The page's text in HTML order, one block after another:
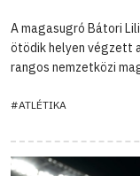
A magasugró Bátori
ötödik helyen végzett
rangos nemzetközi
#ATLÉTIKA